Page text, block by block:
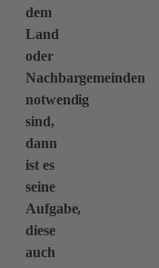
dem
Land
oder
Nachbargemeinden
notwendig
sind,
dann
ist es
seine
Aufgabe,
diese
auch